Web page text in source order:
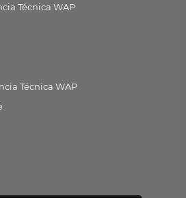
Técnica WAP
Técnica WAP